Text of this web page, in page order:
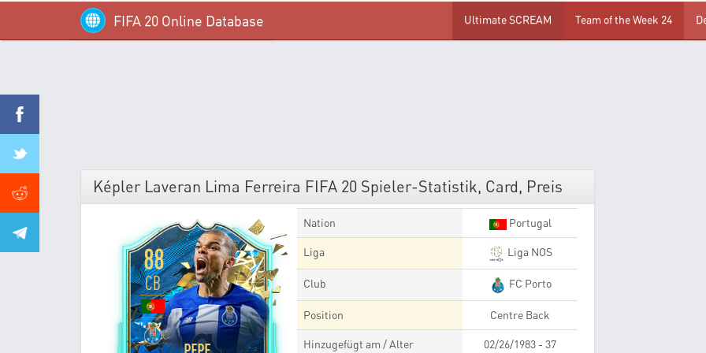
FIFA 20 Online Database Ultimate SCREAM Team of the Week 24
Képler Laveran Lima Ferreira FIFA 20 Spieler-Statistik, Card, Preis
88
CB
Nation Portugal
Liga Liga NOS
Club FC Porto
Position Centre Back
Hinzugefügt am / Alter 02/26/1983 - 37